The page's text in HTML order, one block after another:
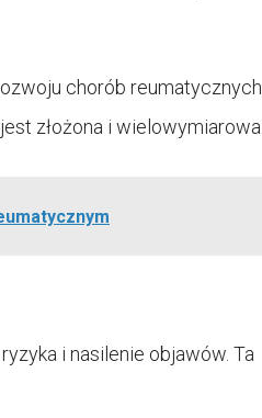
chorób reumatycznych.
złożona i wielowymiarowa.
i nasilenie objawów. Ta